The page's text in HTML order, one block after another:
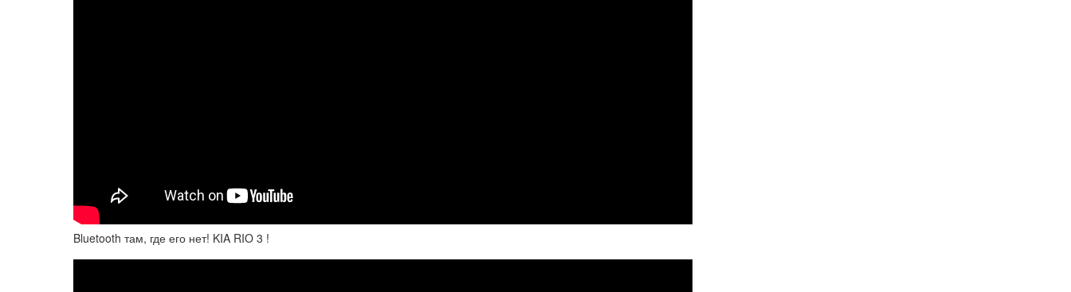
Bluetooth там, где его нет! KIA RIO 3 !